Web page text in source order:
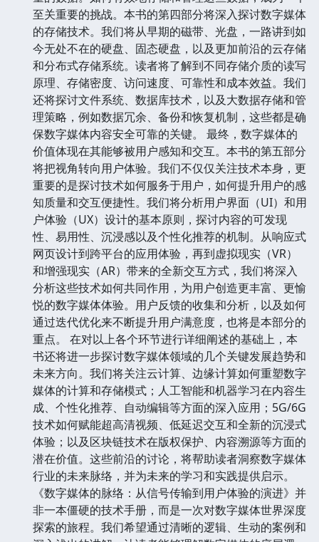
至关重要的挑战。本书的第四部分将深入探讨数字媒体
的存储技术。我们将从早期的磁带、光盘，一路讲到如
今无处不在的硬盘、固态硬盘，以及更加前沿的云存储
和分布式存储系统。读者将了解到不同存储介质的读写
原理、存储密度、访问速度、可靠性和成本效益。我们
还将探讨文件系统、数据库技术，以及大数据存储和管
理策略，例如数据冗余、备份和恢复机制，这些都是确
保数字媒体内容安全可靠的关键。 最终，数字媒体的
价值体现在其能够被用户感知和交互。本书的第五部分
将把视角转向用户体验。我们不仅仅关注技术本身，更
重要的是探讨技术如何服务于用户，如何提升用户的感
知质量和交互便捷性。我们将分析用户界面（UI）和用
户体验（UX）设计的基本原则，探讨内容的可发现
性、易用性、沉浸感以及个性化推荐的机制。从响应式
网页设计到跨平台的应用体验，再到虚拟现实（VR）
和增强现实（AR）带来的全新交互方式，我们将深入
分析这些技术如何共同作用，为用户创造更丰富、更愉
悦的数字媒体体验。用户反馈的收集和分析，以及如何
通过迭代优化来不断提升用户满意度，也将是本部分的
重点。 在对以上各个环节进行详细阐述的基础上，本
书还将进一步探讨数字媒体领域的几个关键发展趋势和
未来方向。我们将关注云计算、边缘计算如何重塑数字
媒体的计算和存储模式；人工智能和机器学习在内容生
成、个性化推荐、自动编辑等方面的深入应用；5G/6G
技术如何赋能超高清视频、低延迟交互和全新的沉浸式
体验；以及区块链技术在版权保护、内容溯源等方面的
潜在价值。这些前沿的讨论，将帮助读者洞察数字媒体
行业的未来脉络，并为未来的学习和实践提供启示。
《数字媒体的脉络：从信号传输到用户体验的演进》并
非一本僵硬的技术手册，而是一次对数字媒体世界深度
探索的旅程。我们希望通过清晰的逻辑、生动的案例和